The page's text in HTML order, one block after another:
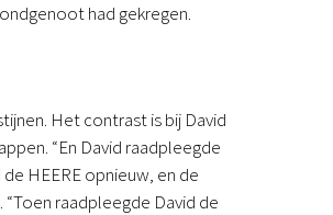
had gekregen.
Het contrast is bij David
“En David raadpleegde
HEERE opnieuw, en de
“Toen raadpleegde David de